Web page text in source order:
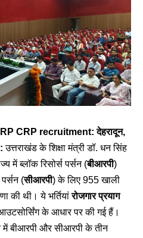
CRP recruitment: देहरादून,
उत्तराखंड के शिक्षा मंत्री डॉ. धन सिंह
में ब्लॉक रिसोर्स पर्सन (बीआरपी)
(सीआरपी) के लिए 955 खाली
की थी। ये भर्तियांरोजगार प्रयाग
के आधार पर की गई हैं।
में बीआरपी और सीआरपी के तीन